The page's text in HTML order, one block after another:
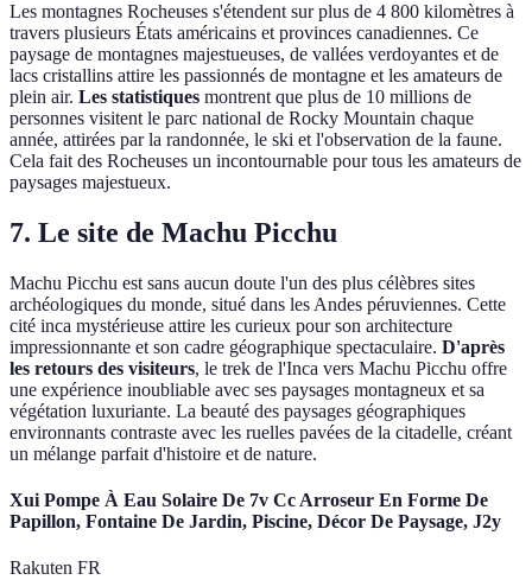
Les montagnes Rocheuses s'étendent sur plus de 4 800 kilomètres à
travers plusieurs États américains et provinces canadiennes. Ce
paysage de montagnes majestueuses, de vallées verdoyantes et de
lacs cristallins attire les passionnés de montagne et les amateurs de
plein air. Les statistiques montrent que plus de 10 millions de
personnes visitent le parc national de Rocky Mountain chaque
année, attirées par la randonnée, le ski et l'observation de la faune.
Cela fait des Rocheuses un incontournable pour tous les amateurs de
paysages majestueux.
7. Le site de Machu Picchu
Machu Picchu est sans aucun doute l'un des plus célèbres sites
archéologiques du monde, situé dans les Andes péruviennes. Cette
cité inca mystérieuse attire les curieux pour son architecture
impressionnante et son cadre géographique spectaculaire. D'après
les retours des visiteurs, le trek de l'Inca vers Machu Picchu offre
une expérience inoubliable avec ses paysages montagneux et sa
végétation luxuriante. La beauté des paysages géographiques
environnants contraste avec les ruelles pavées de la citadelle, créant
un mélange parfait d'histoire et de nature.
Xui Pompe À Eau Solaire De 7v Cc Arroseur En Forme De
Papillon, Fontaine De Jardin, Piscine, Décor De Paysage, J2y
Rakuten FR